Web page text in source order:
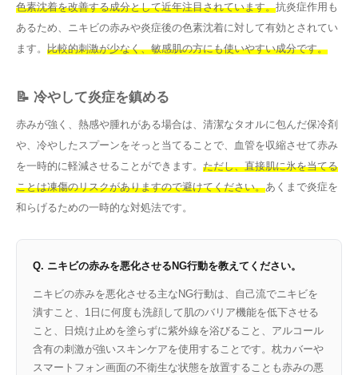
色素沈着を改善する成分として近年注目されています。抗炎症作用も
あるため、ニキビの赤みや炎症後の色素沈着に対して有効とされてい
ます。 比較的刺激が少なく、敏感肌の方にも使いやすい成分です。
📝 冷やして炎症を鎮める
赤みが強く、熱感や腫れがある場合は、清潔なタオルに包んだ保冷剤
や、冷やしたスプーンをそっと当てることで、血管を収縮させて赤み
を一時的に軽減させることができます。 ただし、直接肌に氷を当てる
ことは凍傷のリスクがありますので避けてください。あくまで炎症を
和らげるための一時的な対処法です。
Q. ニキビの赤みを悪化させるNG行動を教えてください。
ニキビの赤みを悪化させる主なNG行動は、自己流でニキビを
潰すこと、1日に何度も洗顔して肌のバリア機能を低下させる
こと、日焼け止めを塗らずに紫外線を浴びること、アルコール
含有の刺激が強いスキンケアを使用することです。枕カバーや
スマートフォン画面の不衛生な状態を放置することも赤みの悪